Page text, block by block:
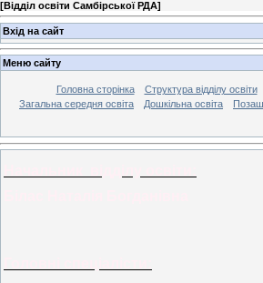
[Відділ освіти Самбірської РДА]
Вхід на сайт
Меню сайту
Головна сторінка Структура відділу освіти
Загальна середня освіта
Дошкільна освіта